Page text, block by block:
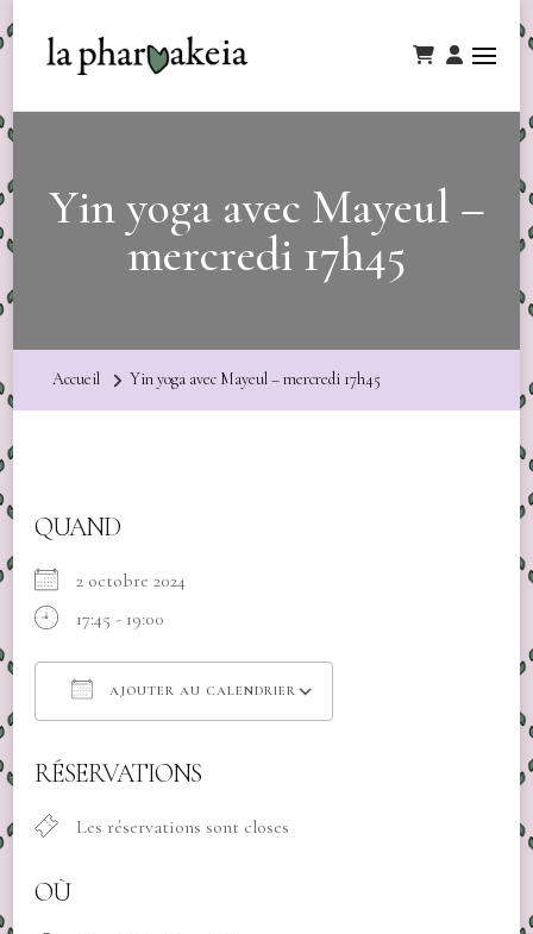
Yin yoga avec Mayeul –
mercredi 17h45
Accueil Yin yoga avec Mayeul – mercredi 17h45
QUAND
2 octobre 2024
17:45 - 19:00
AJOUTER AU CALENDRIER
RÉSERVATIONS
Les réservations sont closes
OÙ